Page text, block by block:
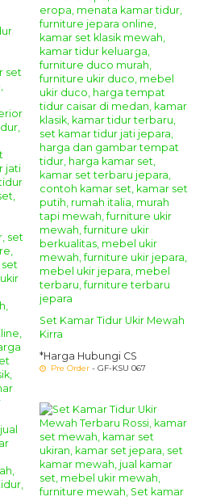
Set Kamar Tidur Ukir Mewah
Kirra
*Harga Hubungi CS
Pre Order - GF-KSU 067